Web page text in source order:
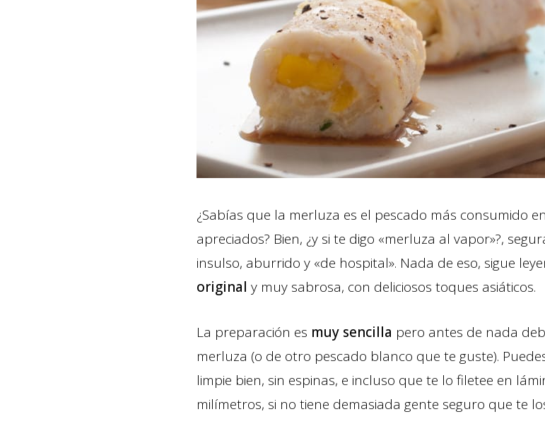
¿Sabías que la merluza es el pescado más consumido
apreciados? Bien, ¿y si te digo «merluza al vapor»?,
insulso, aburrido y «de hospital». Nada de eso, sigue
original y muy sabrosa, con deliciosos toques asiáticos.
La preparación es muy sencilla pero antes de nada
merluza (o de otro pescado blanco que te guste).
limpie bien, sin espinas, e incluso que te lo filetee en
milímetros, si no tiene demasiada gente seguro que te